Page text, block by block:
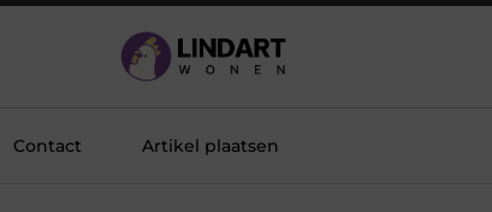
Contact Artikel plaatsen